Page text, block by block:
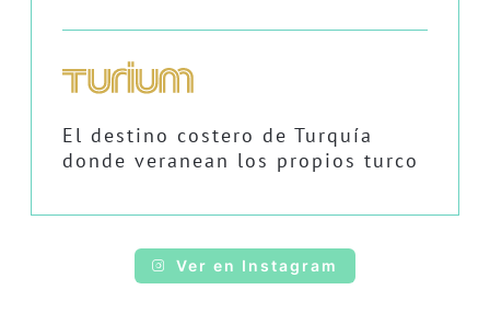
El destino costero de Turquía
donde veranean los propios turco
Ver en Instagram